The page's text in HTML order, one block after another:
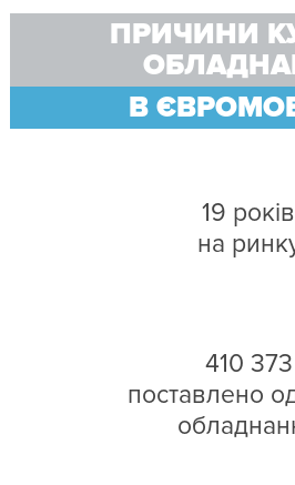
ПРИЧИНИ
В
19 років
на
410 373
поставлено